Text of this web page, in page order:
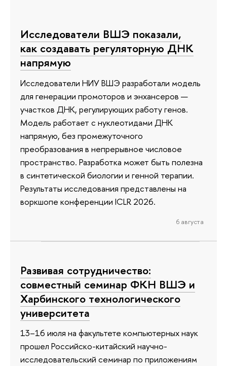
Исследователи ВШЭ показали,
как создавать регуляторную ДНК
напрямую
Исследователи НИУ ВШЭ разработали модель
для генерации промоторов и энхансеров —
участков ДНК, регулирующих работу генов.
Модель работает с нуклеотидами ДНК
напрямую, без промежуточного
преобразования в непрерывное числовое
пространство. Разработка может быть полезна
в синтетической биологии и генной терапии.
Результаты исследования представлены на
воркшопе конференции ICLR 2026.
6 августа
Развивая сотрудничество:
совместный семинар ФКН ВШЭ и
Харбинского технологического
университета
13–16 июля на факультете компьютерных наук
прошел Российско-китайский научно-
исследовательский семинар по приложениям